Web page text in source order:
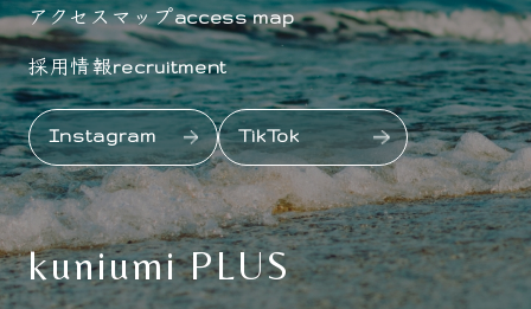
アクセスマップaccess map
採用情報recruitment
Instagram TikTok
kuniumi PLUS